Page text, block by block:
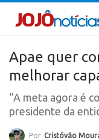
Apae quer
melhorar
“A meta agora é
presidente da
Por Cristóvão